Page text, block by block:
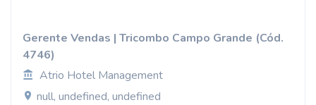
Gerente Vendas | Tricombo Campo Grande (Cód.
4746)
Atrio Hotel Management
null, undefined, undefined